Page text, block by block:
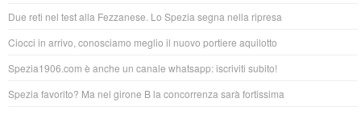
o
o
k
p
p
Due reti nel test alla Fezzanese. Lo Spezia segna nella ripresa
Ciocci in arrivo, conosciamo meglio il nuovo portiere aquilotto
Spezia1906.com è anche un canale whatsapp: iscriviti subito!
Spezia favorito? Ma nel girone B la concorrenza sarà fortissima